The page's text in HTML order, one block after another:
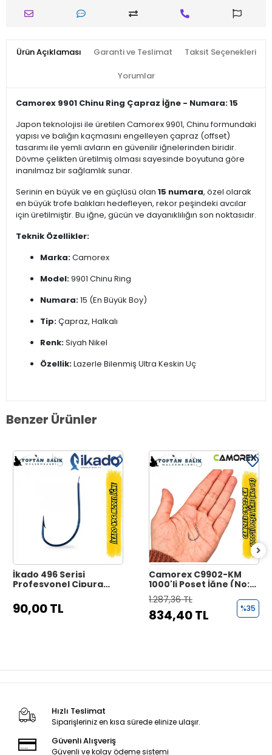
Ürün Açıklaması Garanti ve Teslimat Taksit Seçenekleri
Yorumlar
Camorex 9901 Chinu Ring Çapraz İğne - Numara: 15
Japon teknolojisi ile üretilen Camorex 9901, Chinu formundaki
yapısı ve balığın kaçmasını engelleyen çapraz (offset)
tasarımı ile yemli avların en güvenilir iğnelerinden biridir.
Dövme çelikten üretilmiş olması sayesinde boyutuna göre
inanılmaz bir sağlamlık sunar.
Serinin en büyük ve en güçlüsü olan 15 numara, özel olarak
en büyük trofe balıkları hedefleyen, rekor peşindeki avcılar
için üretilmiştir. Bu iğne, gücün ve dayanıklılığın son noktasıdır.
Teknik Özellikler:
Marka:Camorex
Model:9901 Chinu Ring
Numara:15 (En Büyük Boy)
Tip:Çapraz, Halkalı
Renk:Siyah Nikel
Özellik:Lazerle Bilenmiş Ultra Keskin Uç
Benzer Ürünler
İkado 496 Serisi
Profesyonel Çipura
90,00 TL
Camorex C9902-KM
1000'li Poşet İğne (No:
15)
1.287,36 TL
834,40 TL %35
Hızlı Teslimat
Siparişleriniz en kısa sürede elinize ulaşır.
Güvenli Alışveriş
Güvenli ve kolay ödeme sistemi